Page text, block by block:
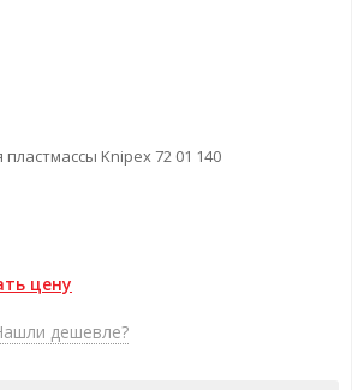
Knipex 72 01 140
цену
дешевле?